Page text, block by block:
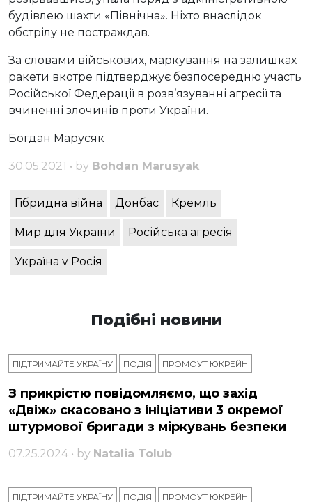
будівлею шахти «Північна». Ніхто внаслідок
обстрілу не постраждав.
За словами військових, маркування на залишках
ракети вкотре підтверджує безпосередню участь
Російської Федерації в розв’язуванні агресії та
вчиненні злочинів проти України.
Богдан Марусяк
30.05.2021 • by Bohdan Marusyak
Гібридна війна Донбас Кремль
Мир для України Російська агресія
Україна v Росія
Подібні новини
ПІДТРИМАЙТЕ УКРАЇНУ ПОДІЯ ПРОМОУТ ЮКРЕЙН
З прикрістю повідомляємо, що захід
«Двіж» скасовано з ініціативи 3 окремої
штурмової бригади з міркувань безпеки
07.25.2024 • by Natalia Tolub
ПІДТРИМАЙТЕ УКРАЇНУ ПОДІЯ ПРОМОУТ ЮКРЕЙН